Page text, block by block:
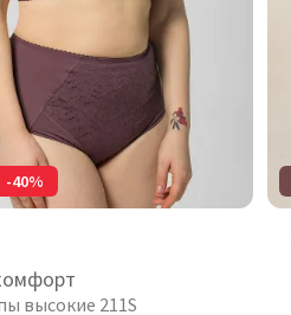
-40%
высокие 211S